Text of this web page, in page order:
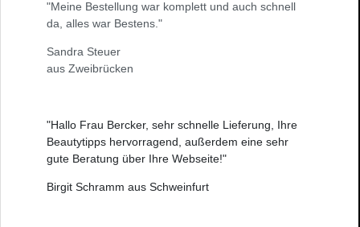
"Meine Bestellung war komplett und auch schnell
da, alles war Bestens."
Sandra Steuer
aus Zweibrücken
"Hallo Frau Bercker, sehr schnelle Lieferung, Ihre
Beautytipps hervorragend, außerdem eine sehr
gute Beratung über Ihre Webseite!"
Birgit Schramm aus Schweinfurt